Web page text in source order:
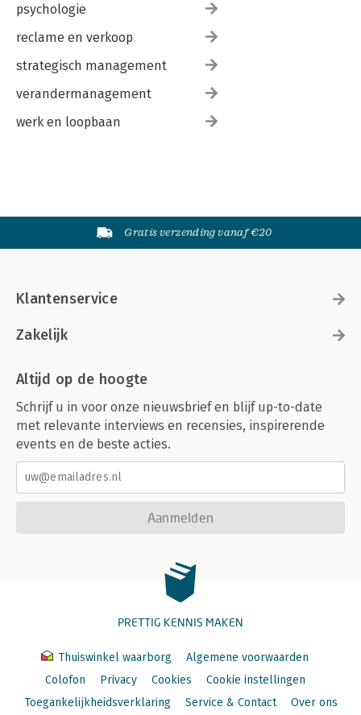
psychologie
reclame en verkoop
strategisch management
verandermanagement
werk en loopbaan
Gratis verzending vanaf €20
Klantenservice
Zakelijk
Altijd op de hoogte
Schrijf u in voor onze nieuwsbrief en blijf up-to-date
met relevante interviews en recensies, inspirerende
events en de beste acties.
Aanmelden
PRETTIG KENNIS MAKEN
Thuiswinkel waarborg
Algemene voorwaarden
Colofon
Privacy Cookies
Cookie instellingen
Toegankelijkheidsverklaring
Service & Contact Over ons